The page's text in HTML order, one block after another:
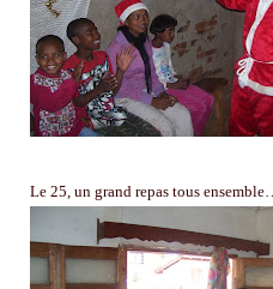
Le 25, un grand repas tous ensemble…